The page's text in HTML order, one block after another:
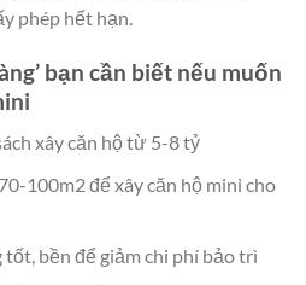
phép hết hạn.
bạn cần biết nếu muốn
xây căn hộ từ 5-8 tỷ
100m2 để xây căn hộ mini cho
bền để giảm chi phí bảo trì